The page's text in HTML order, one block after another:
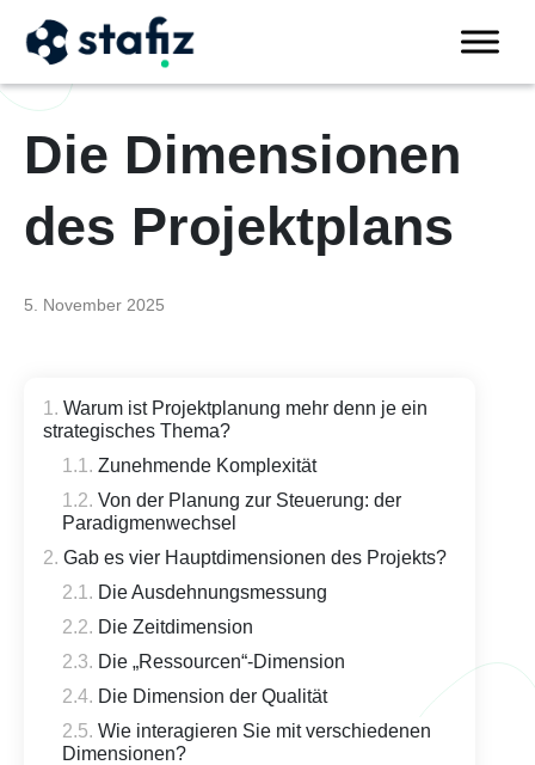
Die Dimensionen
des Projektplans
5. November 2025
Warum ist Projektplanung mehr denn je ein
strategisches Thema?
Zunehmende Komplexität
Von der Planung zur Steuerung: der
Paradigmenwechsel
Gab es vier Hauptdimensionen des Projekts?
Die Ausdehnungsmessung
Die Zeitdimension
Die „Ressourcen“-Dimension
Die Dimension der Qualität
Wie interagieren Sie mit verschiedenen
Dimensionen?